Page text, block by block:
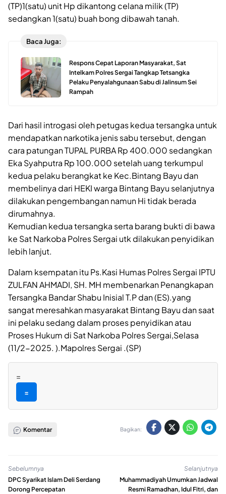
(TP)1(satu) unit Hp dikantong celana milik (TP)
sedangkan 1(satu) buah bong dibawah tanah.
Baca Juga:
Respons Cepat Laporan Masyarakat, Sat
Intelkam Polres Sergai Tangkap Tetsangka
Pelaku Penyalahgunaan Sabu di Jalinsum Sei
Rampah
Dari hasil introgasi oleh petugas kedua tersangka untuk
mendapatkan narkotika jenis sabu tersebut, dengan
cara patungan TUPAL PURBA Rp 400.000 sedangkan
Eka Syahputra Rp 100.000 setelah uang terkumpul
kedua pelaku berangkat ke Kec.Bintang Bayu dan
membelinya dari HEKI warga Bintang Bayu selanjutnya
dilakukan pengembangan namun Hi tidak berada
dirumahnya.
Kemudian kedua tersangka serta barang bukti di bawa
ke Sat Narkoba Polres Sergai utk dilakukan penyidikan
lebih lanjut.
Dalam ksempatan itu Ps.Kasi Humas Polres Sergai IPTU
ZULFAN AHMADI, SH. MH membenarkan Penangkapan
Tersangka Bandar Shabu Inisial T.P dan (ES).yang
sangat meresahkan masyarakat Bintang Bayu dan saat
ini pelaku sedang dalam proses penyidikan atau
Proses Hukum di Sat Narkoba Polres Sergai,Selasa
(11/2-2025. ).Mapolres Sergai .(SP)
=
=
Komentar Bagikan:
Sebelumnya
DPC Syarikat Islam Deli Serdang
Dorong Percepatan
Selanjutnya
Muhammadiyah Umumkan Jadwal
Resmi Ramadhan, Idul Fitri, dan